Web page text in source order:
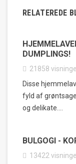
RELATEREDE
DUMPLINGS!
21858
Disse
fyld af
og delikate....
BULGOGI -
13422